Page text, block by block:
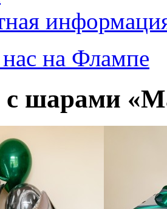
на Флампе
с шарами